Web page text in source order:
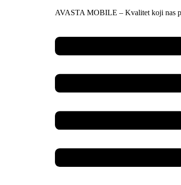
AVASTA MOBILE – Kvalitet koji nas